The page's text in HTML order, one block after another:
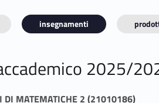
insegnamenti
2025/
DI MATEMATICHE 2 (21010186)